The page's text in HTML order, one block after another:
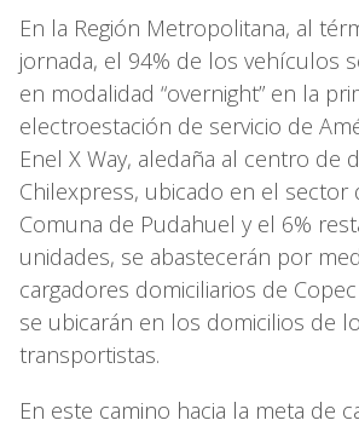
En la Región Metropolitana, al
jornada, el 94% de los vehículos
en modalidad “overnight” en la
electroestación de servicio de
Enel X Way, aledaña al centro de
Chilexpress, ubicado en el sector
Comuna de Pudahuel y el 6%
unidades, se abastecerán por
cargadores domiciliarios de
se ubicarán en los domicilios de
transportistas.
En este camino hacia la meta de